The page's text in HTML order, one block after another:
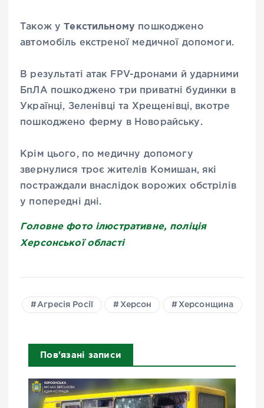
Також уТекстильному пошкоджено
автомобіль екстреної медичної допомоги.
В результаті атак FPV-дронами й ударними
БпЛА пошкоджено три приватні будинки в
Українці, Зеленівці та Хрещенівці, вкотре
пошкоджено ферму в Новорайську.
Крім цього, по медичну допомогу
звернулися троє жителів Комишан, які
постраждали внаслідок ворожих обстрілів
у попередні дні.
Головне фото ілюстративне, поліція
Херсонської області
Агресія Росії Херсон Херсонщина
Пов'язані записи